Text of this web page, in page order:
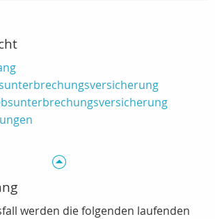
werden die folgenden laufenden